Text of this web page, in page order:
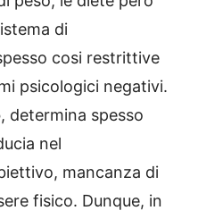
di
cosi restrittive
psicologici negativi.
, determina spesso
nel
mancanza di
fisico. Dunque, in